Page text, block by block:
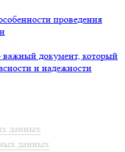
проведения
важный документ, который
и надежности
данных
данных